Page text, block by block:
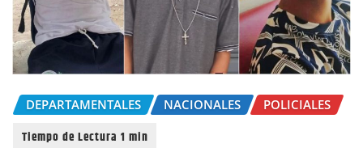
DEPARTAMENTALES NACIONALES POLICIALES